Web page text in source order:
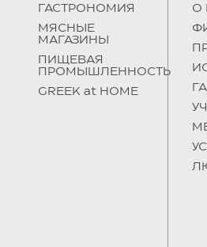
ГАСТРОНОМИЯ
МЯСНЫЕ
МАГАЗИНЫ
ПИЩЕВАЯ
ПРОМЫШЛЕННОСТЬ
GREEK at HOME
О